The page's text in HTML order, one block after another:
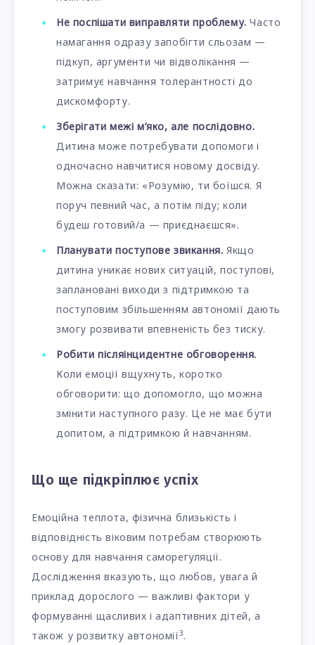
Не поспішати виправляти проблему. Часто
намагання одразу запобігти сльозам —
підкуп, аргументи чи відволікання —
затримує навчання толерантності до
дискомфорту.
Зберігати межі м’яко, але послідовно.
Дитина може потребувати допомоги і
одночасно навчитися новому досвіду.
Можна сказати: «Розумію, ти боїшся. Я
поруч певний час, а потім піду; коли
будеш готовий/а — приєднаєшся».
Планувати поступове звикання. Якщо
дитина уникає нових ситуацій, поступові,
заплановані виходи з підтримкою та
поступовим збільшенням автономії дають
змогу розвивати впевненість без тиску.
Робити післяінцидентне обговорення.
Коли емоції вщухнуть, коротко
обговорити: що допомогло, що можна
змінити наступного разу. Це не має бути
допитом, а підтримкою й навчанням.
Що ще підкріплює успіх
Емоційна теплота, фізична близькість і
відповідність віковим потребам створюють
основу для навчання саморегуляції.
Дослідження вказують, що любов, увага й
приклад дорослого — важливі фактори у
формуванні щасливих і адаптивних дітей, а
також у розвитку автономії3.